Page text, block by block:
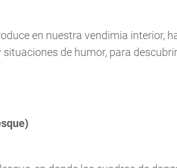
en nuestra vendimia interior,
de humor, para